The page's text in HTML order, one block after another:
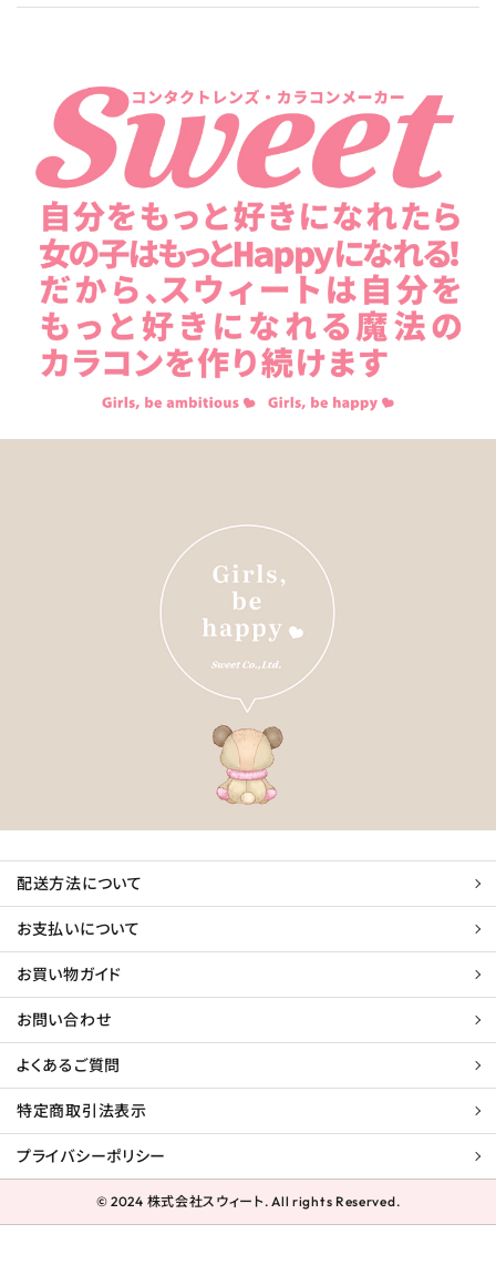
配送方法について
お支払いについて
お買い物ガイド
お問い合わせ
よくあるご質問
特定商取引法表示
プライバシーポリシー
© 2024 株式会社スウィート. All rights Reserved.